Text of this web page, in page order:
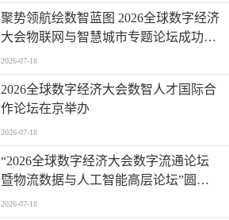
聚势领航绘数智蓝图 2026全球数字经济
大会物联网与智慧城市专题论坛成功举
办
2026-07-18
2026全球数字经济大会数智人才国际合
作论坛在京举办
2026-07-18
“2026全球数字经济大会数字流通论坛
暨物流数据与人工智能高层论坛”圆满
成功举办
2026-07-18